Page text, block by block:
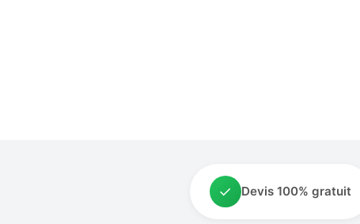
✓ Devis 100% gratuit